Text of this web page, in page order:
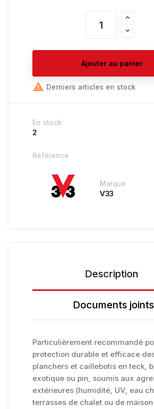
Ajouter au panier
 Derniers articles en stock
En stock
2
Référence
Marque
V33
Description
Documents joints
Particulièrement recommandé
protection durable et efficace
planchers et caillebotis en teck,
exotique ou pin, soumis aux
extérieures (humidité, UV, eau
terrasses de chalet ou de